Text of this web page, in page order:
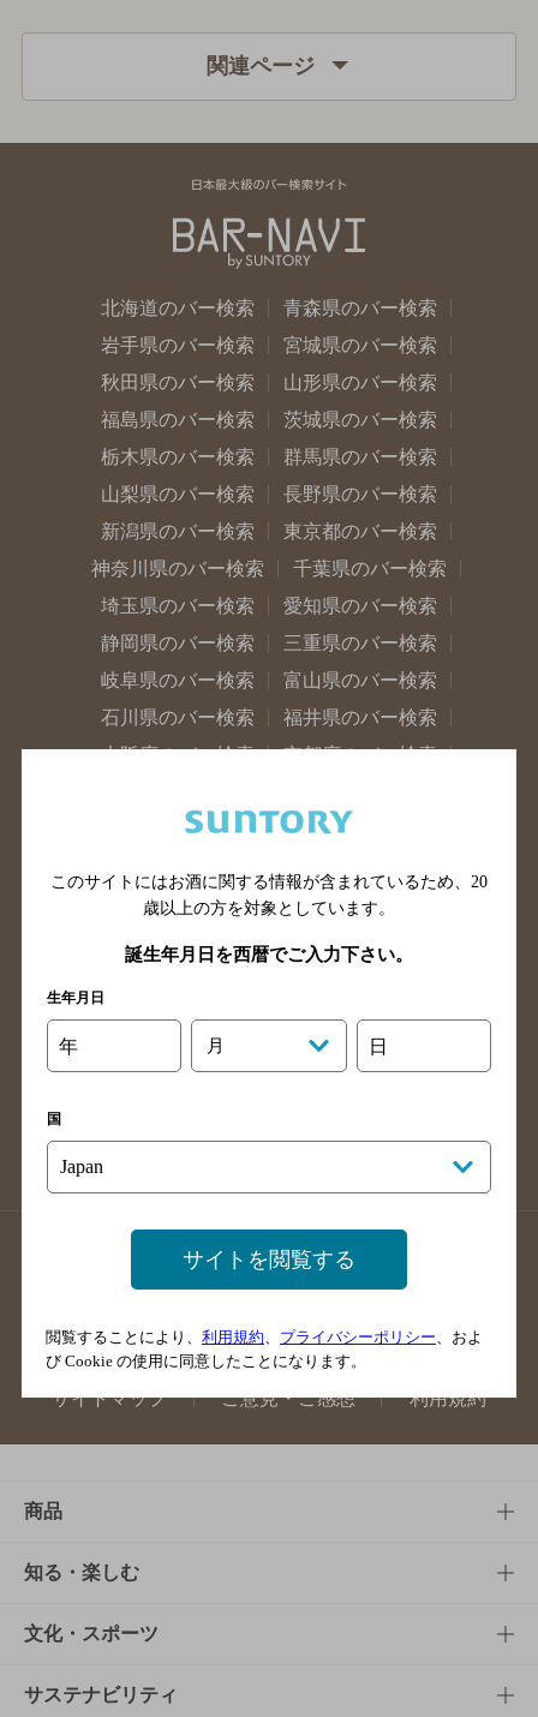
関連ページ
北海道のバー検索
青森県のバー検索
岩手県のバー検索
宮城県のバー検索
秋田県のバー検索
山形県のバー検索
福島県のバー検索
茨城県のバー検索
栃木県のバー検索
群馬県のバー検索
山梨県のバー検索
長野県のバー検索
新潟県のバー検索
東京都のバー検索
神奈川県のバー検索
千葉県のバー検索
埼玉県のバー検索
愛知県のバー検索
静岡県のバー検索
三重県のバー検索
岐阜県のバー検索
富山県のバー検索
石川県のバー検索
福井県のバー検索
大阪府のバー検索
京都府のバー検索
滋賀県のバー検索
和歌山県のバー検索
山口県のバー検索
鳥取県のバー検索
島根県のバー検索
徳島県のバー検索
高知県のバー検索
福岡県のバー検索
長崎県のバー検索
佐賀県のバー検索
店舗登録方法のご案内
店舗情報更新方法のご案内
掲載店舗様ログイン
サイトマップ ご意見・ご感想 利用規約
商品
商品TOP
商品一覧
商品発売情報
知る・楽しむ
知る・楽しむTOP
キャンペーン
文化・スポーツ
文化・スポーツTOP
サステナビリティ
このサイトにはお酒に関する情報が含まれているため、 20
歳以上の方を対象としています。
誕生年月日を西暦でご入力下さい。
生年月日
年 月 日
国
サイトを閲覧する
閲覧することにより、 利用規約 プライバシーポリシー 、およ
び Cookie の使用に同意したことになります。